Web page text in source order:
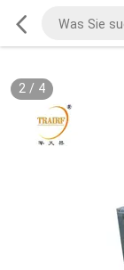
2/ 4